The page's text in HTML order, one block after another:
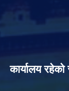
कार्यालय